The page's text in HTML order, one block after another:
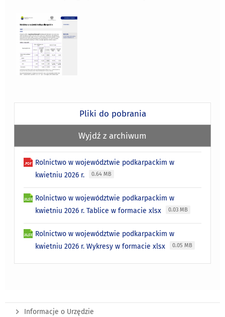
Pliki do pobrania
Wyjdź z archiwum
Rolnictwo w województwie podkarpackim w
kwietniu 2026 r.
0.64 MB
Rolnictwo w województwie podkarpackim w
kwietniu 2026 r. Tablice w formacie xlsx
0.03 MB
Rolnictwo w województwie podkarpackim w
kwietniu 2026 r. Wykresy w formacie xlsx
0.05 MB
Informacje o Urzędzie